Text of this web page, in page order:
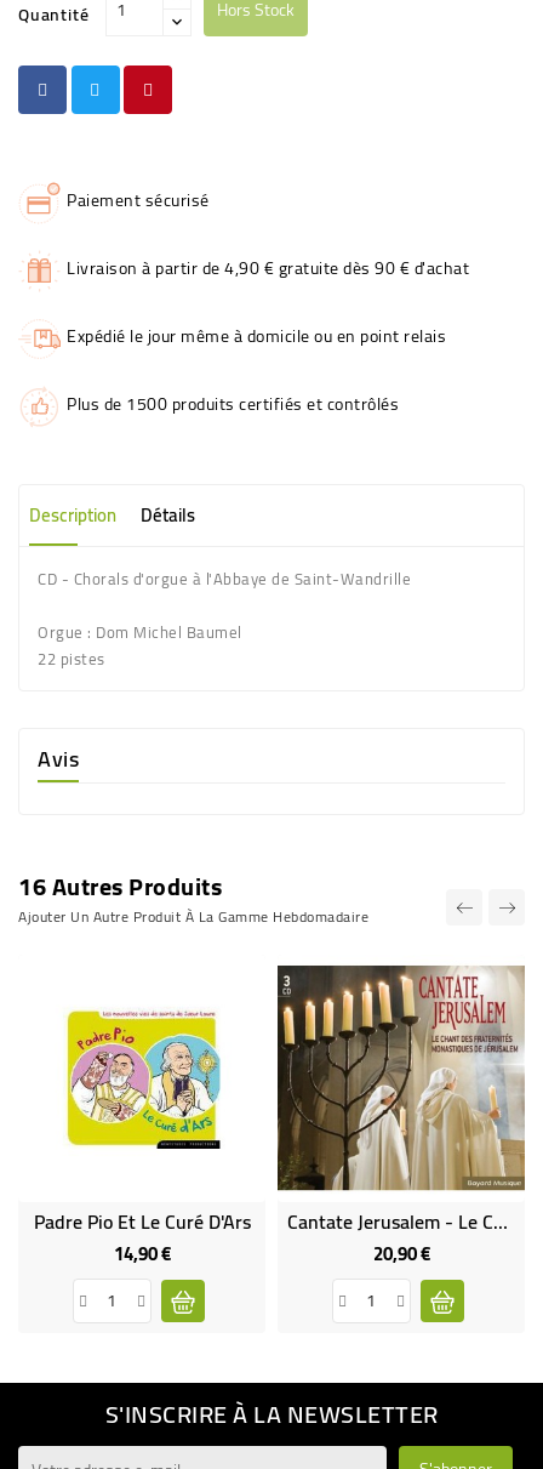
Quantité Hors Stock
Paiement sécurisé
Livraison à partir de 4,90 € gratuite dès 90 € d'achat
Expédié le jour même à domicile ou en point relais
Plus de 1500 produits certifiés et contrôlés
Description Détails
CD - Chorals d'orgue à l'Abbaye de Saint-Wandrille
Orgue : Dom Michel Baumel
22 pistes
Avis
16 Autres Produits
Ajouter Un Autre Produit À La Gamme Hebdomadaire
Padre Pio Et Le Curé D'Ars
14,90 €Prix
Cantate Jerusalem - Le Chant Des Fraternités Monastiques De Jérusalem
20,90 €Prix
S'INSCRIRE À LA NEWSLETTER